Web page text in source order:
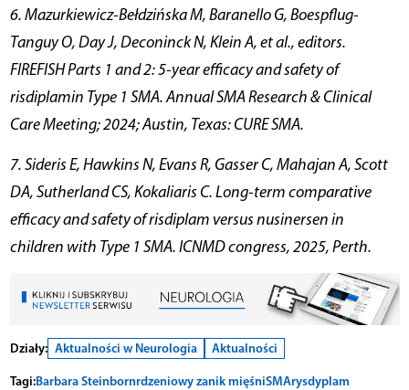
6. Mazurkiewicz-Bełdzińska M, Baranello G, Boespflug-
Tanguy O, Day J, Deconinck N, Klein A, et al., editors.
FIREFISH Parts 1 and 2: 5-year efficacy and safety of
risdiplamin Type 1 SMA. Annual SMA Research & Clinical
Care Meeting; 2024; Austin, Texas: CURE SMA.
7. Sideris E, Hawkins N, Evans R, Gasser C, Mahajan A, Scott
DA, Sutherland CS, Kokaliaris C. Long-term comparative
efficacy and safety of risdiplam versus nusinersen in
children with Type 1 SMA. ICNMD congress, 2025, Perth.
Działy: Aktualności w Neurologia
Aktualności
Tagi:Barbara Steinbornrdzeniowy zanik mięśniSMArysdyplam